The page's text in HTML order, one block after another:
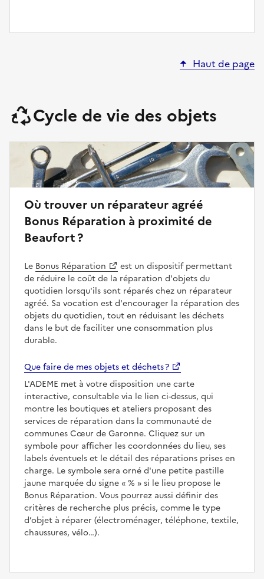
Haut de page
Cycle de vie des objets
Où trouver un réparateur agréé
Bonus Réparation à proximité de
Beaufort ?
Le Bonus Réparation
est un dispositif permettant
de réduire le coût de la réparation d'objets du
quotidien lorsqu'ils sont réparés chez un réparateur
agréé. Sa vocation est d'encourager la réparation des
objets du quotidien, tout en réduisant les déchets
dans le but de faciliter une consommation plus
durable.
Que faire de mes objets et déchets ?
L'ADEME met à votre disposition une carte
interactive, consultable via le lien ci-dessus, qui
montre les boutiques et ateliers proposant des
services de réparation dans la communauté de
communes Cœur de Garonne. Cliquez sur un
symbole pour afficher les coordonnées du lieu, ses
labels éventuels et le détail des réparations prises en
charge. Le symbole sera orné d'une petite pastille
jaune marquée du signe
%
si le lieu propose le
Bonus Réparation. Vous pourrez aussi définir des
critères de recherche plus précis, comme le type
d’objet à réparer (électroménager, téléphone, textile,
chaussures, vélo…).